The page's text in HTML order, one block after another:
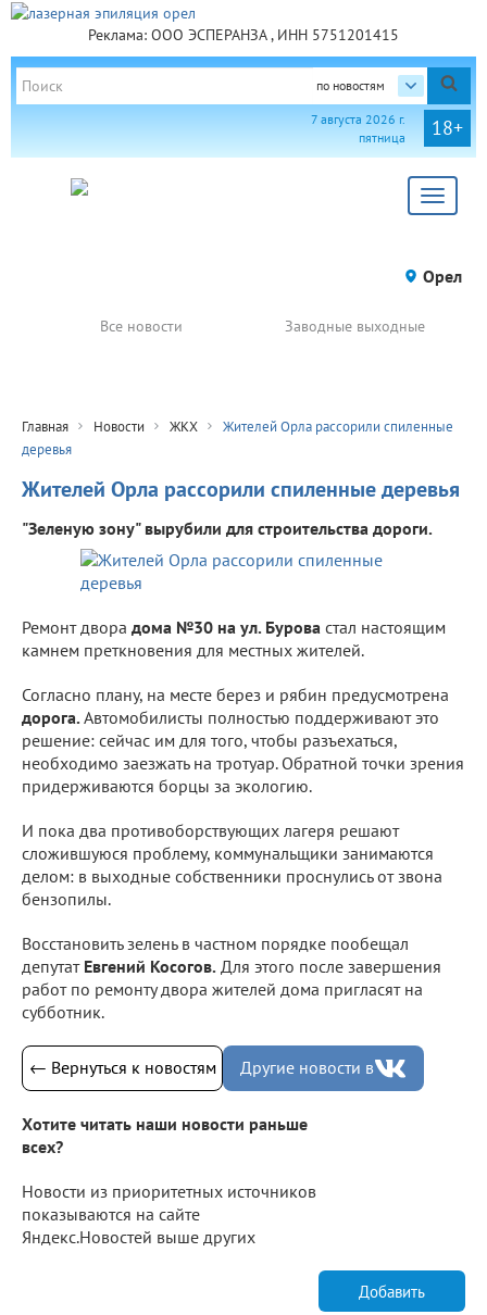
Реклама: ООО ЭСПЕРАНЗА , ИНН 5751201415
по новостям
18+
7 августа 2026 г.
пятница
Toggle
Орел
Все новости Заводные выходные
Главная Новости ЖКХ
Жителей Орла рассорили спиленные
деревья
Жителей Орла рассорили спиленные деревья
"Зеленую зону" вырубили для строительства дороги.
Ремонт двора дома №30 на ул. Бурова стал настоящим
камнем преткновения для местных жителей.
Согласно плану, на месте берез и рябин предусмотрена
дорога. Автомобилисты полностью поддерживают это
решение: сейчас им для того, чтобы разъехаться,
необходимо заезжать на тротуар. Обратной точки зрения
придерживаются борцы за экологию.
И пока два противоборствующих лагеря решают
сложившуюся проблему, коммунальщики занимаются
делом: в выходные собственники проснулись от звона
бензопилы.
Восстановить зелень в частном порядке пообещал
депутатЕвгений Косогов. Для этого после завершения
работ по ремонту двора жителей дома пригласят на
субботник.
← Вернуться к новостям Другие новости в
Хотите читать наши новости раньше
всех?
Новости из приоритетных источников
показываются на сайте
Яндекс.Новостей выше других
Добавить